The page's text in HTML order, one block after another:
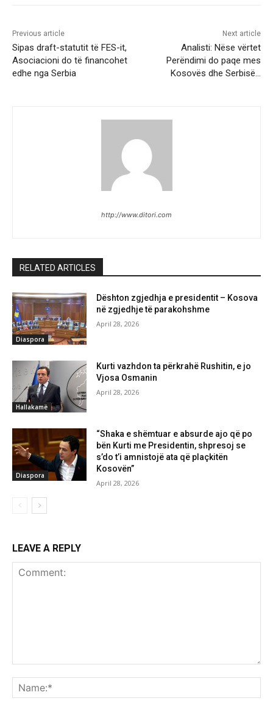
Previous article
Sipas draft-statutit të FES-it,
Asociacioni do të financohet
edhe nga Serbia
Next article
Analisti: Nëse vërtet
Perëndimi do paqe mes
Kosovës dhe Serbisë…
http://www.ditori.com
RELATED ARTICLES
Diaspora
Dështon zgjedhja e presidentit – Kosova
në zgjedhje të parakohshme
April 28, 2026
Hallakamë
Kurti vazhdon ta përkrahë Rushitin, e jo
Vjosa Osmanin
April 28, 2026
Diaspora
“Shaka e shëmtuar e absurde ajo që po
bën Kurti me Presidentin, shpresoj se
s’do t’i amnistojë ata që plaçkitën
Kosovën”
April 28, 2026
LEAVE A REPLY